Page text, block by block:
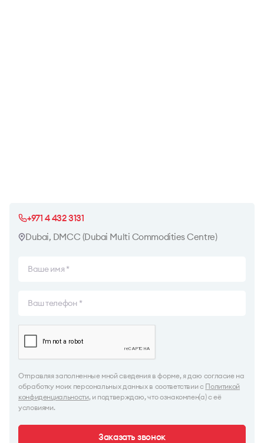
+971 4 432 3131
Dubai, DMCC (Dubai Multi Commodities Centre)
Отправляя заполненные мной сведения в форме, я даю согласие на
обработку моих персональных данных в соответствии с Политикой
конфиденциальности, и подтверждаю, что ознакомлен(а) с её
условиями.
Заказать звонок